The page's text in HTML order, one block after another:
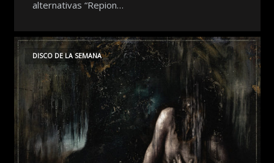
alternativas “Repion…
DISCO DE LA SEMANA